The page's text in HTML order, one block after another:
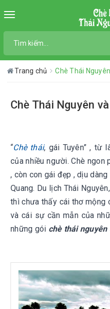
Toggle
Trang chủ Chè Thái
Chè Thái Nguyên
“Chè thái, gái Tuyên” , từ
của nhiều người. Chè ngon
, còn con gái đẹp , dịu
Quang. Du lịch Thái
thì chưa thấy cái thơ mộng
và cái sự cần mẫn của
những gói chè thái nguyên